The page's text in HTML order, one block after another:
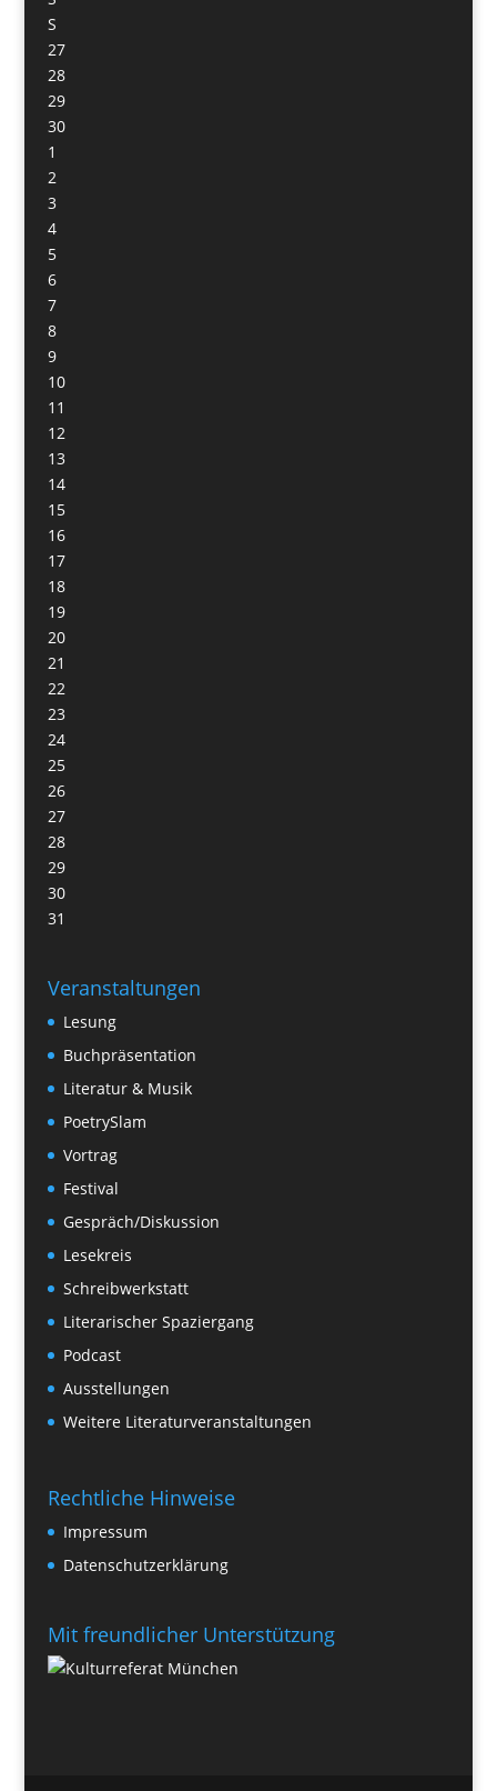
S
27
28
29
30
1
2
3
4
5
6
7
8
9
10
11
12
13
14
15
16
17
18
19
20
21
22
23
24
25
26
27
28
29
30
31
Veranstaltungen
Lesung
Buchpräsentation
Literatur & Musik
PoetrySlam
Vortrag
Festival
Gespräch/Diskussion
Lesekreis
Schreibwerkstatt
Literarischer Spaziergang
Podcast
Ausstellungen
Weitere Literaturveranstaltungen
Rechtliche Hinweise
Impressum
Datenschutzerklärung
Mit freundlicher Unterstützung